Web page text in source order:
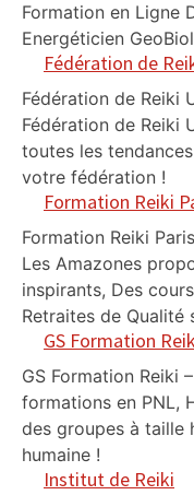
Formation en Ligne
Energéticien
Fédération de
Fédération de Reiki
Fédération de Reiki
toutes les
votre fédération !
Formation Reiki
Formation Reiki
Les Amazones
inspirants, Des
Retraites de Qualité
GS Formation
GS Formation Reiki
formations en PNL,
des groupes à taille
humaine !
Institut de Reiki